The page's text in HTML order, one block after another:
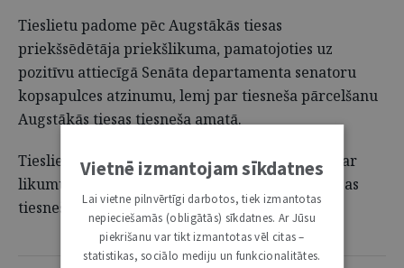
Tieslietu padome pēc Augstākās tiesas
priekšsēdētāja priekšlikuma, pamatojoties uz
pozitīvu attiecīgā Senāta departamenta senatoru
kopsapulces atzinumu, lemj par tiesneša pārcelšanu
Augstākās tiesas tiesneša amatā.
Tieslietu padomes viena no funkcijām saskaņā ar
likumu „Par tiesu varu” ir pirmās instances tiesas
tiesneša pārcelšana darbā apgabaltiesā.
Vietnē izmantojam sīkdatnes
Lai vietne pilnvērtīgi darbotos, tiek izmantotas
nepieciešamās (obligātās) sīkdatnes. Ar Jūsu
piekrišanu var tikt izmantotas vēl citas –
statistikas, sociālo mediju un funkcionalitātes.